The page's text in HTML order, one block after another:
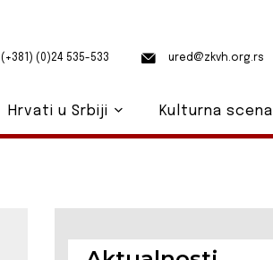
(+381) (0)24 535-533 ured@zkvh.org.rs
Hrvati u Srbiji Kulturna scena